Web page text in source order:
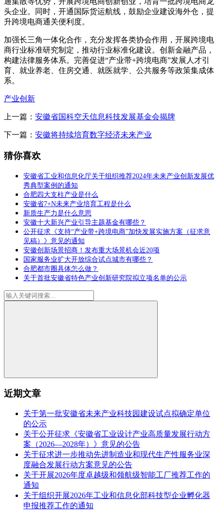
头企业。同时，开通国际货运航线，鼓励企业建设海外仓，提
升跨境电商通关便利度。
加强长三角一体化合作，充分发挥各类协会作用，开展跨境电
商行业标准研究制定，推动行业标准化建设。创新金融产品，
构建法律服务体系。完善促进“产业带+跨境电商”发展人才引
育、就业养老、住房交通、就医就学、公共服务等政策集成体
系。
产业创新
上一篇： 安徽省国科空天信息科技发展基金会揭牌
下一篇： 安徽将持续培育数字经济未来产业
猜你喜欢
安徽省工业和信息化厅关于组织推荐2024年未来产业创新发展优
秀典型案例的通知
合肥四大支柱产业是什么
安徽省7+N未来产业培育工程是什么
新质生产力是什么意思
安徽十大新兴产业引导主题基金有哪些？
公开征求《支持“产业带+跨境电商”加快发展实施方案（征求意
见稿）》意见的通知
安徽创新场景招商！发布重大场景机会近20项
国家服务业扩大开放综合试点城市有哪些？
合肥都市圈具体怎么做？
关于首批安徽省特色产业创新研究院拟立项名单的公示
近期文章
关于第一批安徽省未来产业科技园建设试点拟确定单位
的公示
关于公开征求《安徽省工业设计产业高质量发展行动方
案（2026—2028年）》意见的公告
关于征求进一步推动先进制造业和现代生产性服务业深
度融合发展行动方案意见的公告
关于开展2026年度卓越级和领航级智能工厂推荐工作的
通知
关于组织开展2026年工业和信息化部科技型企业孵化器
申报推荐工作的通知